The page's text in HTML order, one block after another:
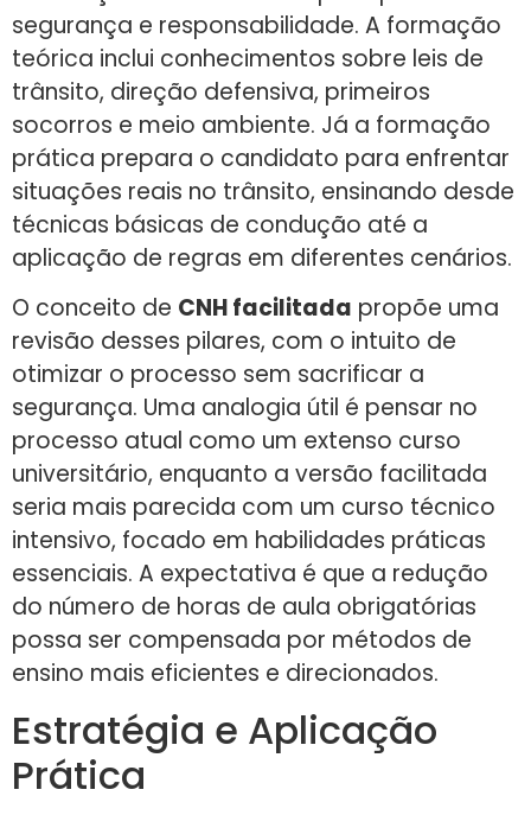
segurança e responsabilidade. A formação
teórica inclui conhecimentos sobre leis de
trânsito, direção defensiva, primeiros
socorros e meio ambiente. Já a formação
prática prepara o candidato para enfrentar
situações reais no trânsito, ensinando desde
técnicas básicas de condução até a
aplicação de regras em diferentes cenários.
O conceito de CNH facilitada propõe uma
revisão desses pilares, com o intuito de
otimizar o processo sem sacrificar a
segurança. Uma analogia útil é pensar no
processo atual como um extenso curso
universitário, enquanto a versão facilitada
seria mais parecida com um curso técnico
intensivo, focado em habilidades práticas
essenciais. A expectativa é que a redução
do número de horas de aula obrigatórias
possa ser compensada por métodos de
ensino mais eficientes e direcionados.
Estratégia e Aplicação
Prática